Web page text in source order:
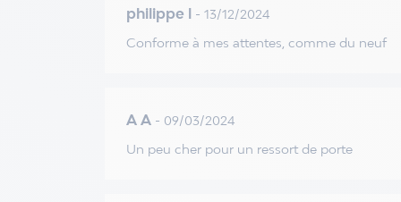
philippe l - 13/12/2024
Conforme à mes attentes, comme du neuf
A A - 09/03/2024
Un peu cher pour un ressort de porte